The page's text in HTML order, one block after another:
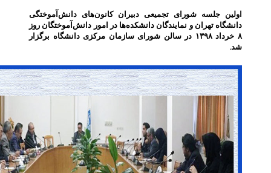
شورای تجمیعی دبیران کانون‌های دانش‌آموختگی
و نمایندگان دانشکده‌ها در امور دانش‌آموختگان روز
۸ خرداد ۱۳۹۸ در سالن شورای سازمان مرکزی دانشگاه برگزار